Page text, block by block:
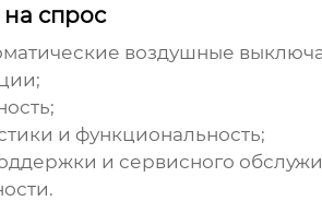
спрос
воздушные
и функциональность;
и сервисного